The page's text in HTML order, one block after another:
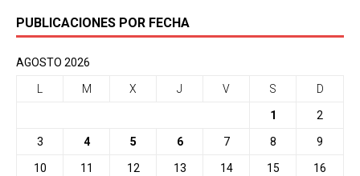
PUBLICACIONES POR FECHA
AGOSTO 2026
L M X J V S D
1 2
3 4 5 6 7 8 9
10 11 12 13 14 15 16